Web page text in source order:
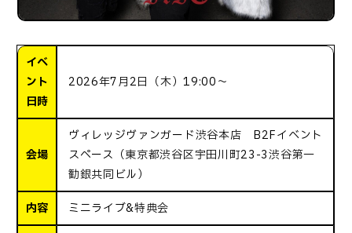
イベ
ント
日時
2026年7月2日（木）19:00～
会場
ヴィレッジヴァンガード渋谷本店 B2Fイベント
スペース（東京都渋谷区宇田川町23-3渋谷第一
勧銀共同ビル）
内容 ミニライブ&特典会